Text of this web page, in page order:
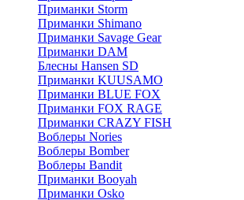
Приманки Storm
Приманки Shimano
Приманки Savage Gear
Приманки DAM
Блесны Hansen SD
Приманки KUUSAMO
Приманки BLUE FOX
Приманки FOX RAGE
Приманки CRAZY FISH
Воблеры Nories
Воблеры Bomber
Воблеры Bandit
Приманки Booyah
Приманки Osko